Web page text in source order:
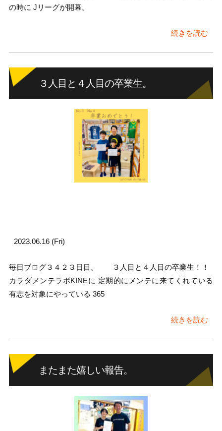
の時に Jリーグが開幕。
続きを読む
３人目と４人目の卒業生。
2023.06.16 (Fri)
毎日ブログ３４２３日目。 ３人目と４人目の卒業生！！
カラダメンテラボKINEに 定期的にメンテに来てくれている
有志を対象にやっている 365
続きを読む
またまた嬉しい報告。